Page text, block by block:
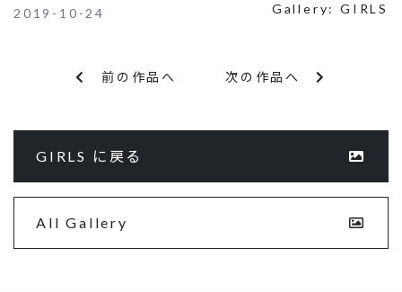
2019-10-24 Gallery: GIRLS
前の作品へ 次の作品へ
GIRLS に戻る
All Gallery